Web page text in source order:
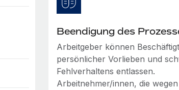
Beendigung des
Arbeitgeber können
persönlicher Vorlieben und
Fehlverhaltens entlassen.
Arbeitnehmer/innen, die wegen